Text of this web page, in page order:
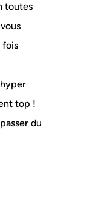
toutes
fois
top !
du